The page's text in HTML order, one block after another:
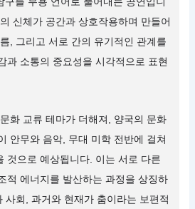
신체가 공간과 상호작용하며 만들어
, 그리고 서로 간의 유기적인 관계를
과 소통의 중요성을 시각적으로 표현
화 교류 테마가 더해져, 양국의 문화
안무와 음악, 무대 미학 전반에 걸쳐
것으로 예상됩니다. 이는 서로 다른
적 에너지를 발산하는 과정을 상징하
사회, 과거와 현재가 춤이라는 보편적